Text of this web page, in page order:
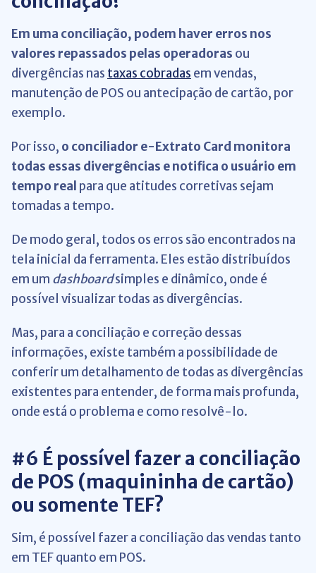
Em uma conciliação, podem haver erros nos
valores repassados pelas operadoras ou
divergências nas taxas cobradas em vendas,
manutenção de POS ou antecipação de cartão, por
exemplo.
Por isso, o conciliador e-Extrato Card monitora
todas essas divergências e notifica o usuário em
tempo real para que atitudes corretivas sejam
tomadas a tempo.
De modo geral, todos os erros são encontrados na
tela inicial da ferramenta. Eles estão distribuídos
em um dashboardsimples e dinâmico, onde é
possível visualizar todas as divergências.
Mas, para a conciliação e correção dessas
informações, existe também a possibilidade de
conferir um detalhamento de todas as divergências
existentes para entender, de forma mais profunda,
onde está o problema e como resolvê-lo.
#6 É possível fazer a conciliação
de POS (maquininha de cartão)
ou somente TEF?
Sim, é possível fazer a conciliação das vendas tanto
em TEF quanto em POS.